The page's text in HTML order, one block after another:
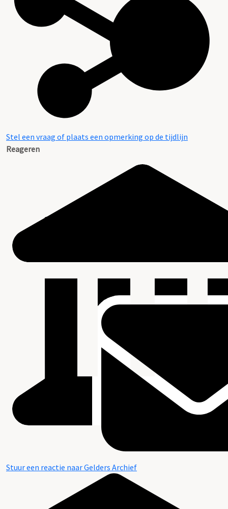
Stel een vraag of plaats een opmerking op de tijdlijn
Reageren
Stuur een reactie naar Gelders Archief